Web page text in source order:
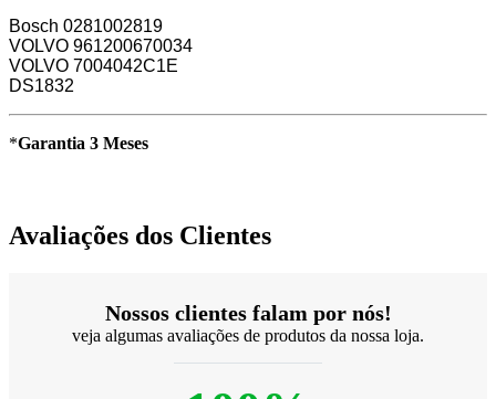
Bosch 0281002819
VOLVO 961200670034
VOLVO 7004042C1E
DS1832
*Garantia 3 Meses
Avaliações dos Clientes
Nossos clientes falam por nós!
veja algumas avaliações de produtos da nossa loja.